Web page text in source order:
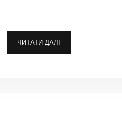
ЧИТАТИ ДАЛІ